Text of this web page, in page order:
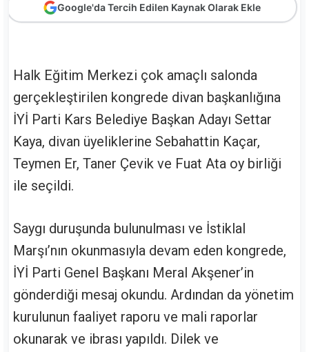
Google'da Tercih Edilen Kaynak Olarak Ekle
Halk Eğitim Merkezi çok amaçlı salonda
gerçekleştirilen kongrede divan başkanlığına
İYİ Parti Kars Belediye Başkan Adayı Settar
Kaya, divan üyeliklerine Sebahattin Kaçar,
Teymen Er, Taner Çevik ve Fuat Ata oy birliği
ile seçildi.
Saygı duruşunda bulunulması ve İstiklal
Marşı’nın okunmasıyla devam eden kongrede,
İYİ Parti Genel Başkanı Meral Akşener’in
gönderdiği mesaj okundu. Ardından da yönetim
kurulunun faaliyet raporu ve mali raporlar
okunarak ve ibrası yapıldı. Dilek ve